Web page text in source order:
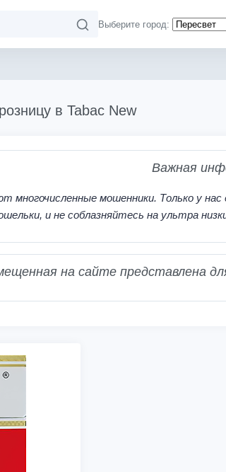
Выберите город:
в Tabac New
Важная
многочисленные мошенники. Только у
и не соблазняйтесь на ультра
на сайте представлена